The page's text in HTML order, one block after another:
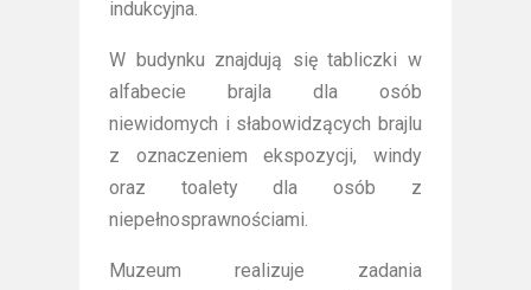
indukcyjna.
W budynku znajdują się tabliczki w
alfabecie brajla dla osób
niewidomych i słabowidzących brajlu
z oznaczeniem ekspozycji, windy
oraz toalety dla osób z
niepełnosprawnościami.
Muzeum realizuje zadania